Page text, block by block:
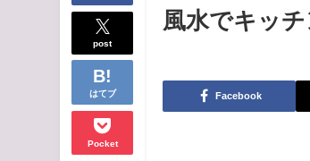
post
はてブ
Pocket
風水でキッ
Facebook